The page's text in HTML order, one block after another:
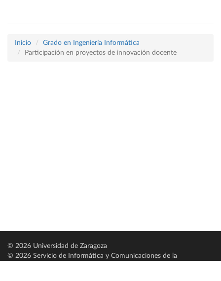
Inicio
Grado en Ingeniería Informática
Participación en proyectos de innovación docente
© 2026 Universidad de Zaragoza
© 2026 Servicio de Informática y Comunicaciones de la